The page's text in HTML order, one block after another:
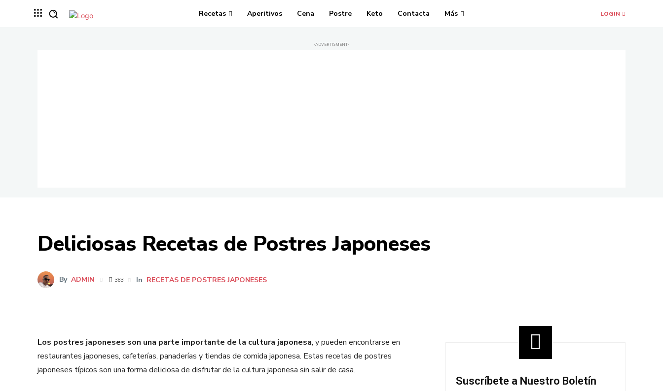
Recetas Aperitivos Cena Postre Keto Contacta Más LOGIN
-ADVERTISMENT-
Deliciosas Recetas de Postres Japoneses
By ADMIN 383 In RECETAS DE POSTRES JAPONESES
Los postres japoneses son una parte importante de la cultura japonesa, y pueden encontrarse en
restaurantes japoneses, cafeterías, panaderías y tiendas de comida japonesa. Estas recetas de postres
japoneses típicos son una forma deliciosa de disfrutar de la cultura japonesa sin salir de casa.
Suscríbete a Nuestro Boletín